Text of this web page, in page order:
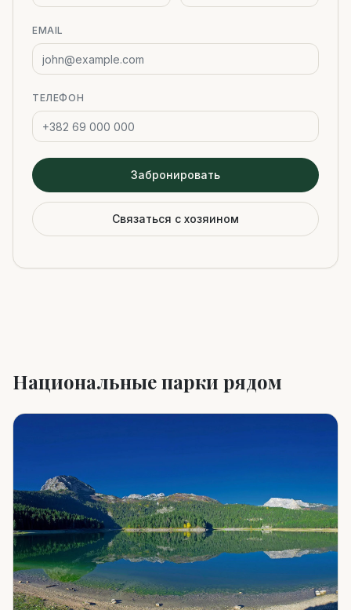
EMAIL
ТЕЛЕФОН
Забронировать
Связаться с хозяином
Национальные парки рядом